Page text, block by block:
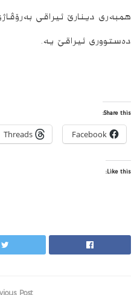
دەستووری ئیراقێ یە.
Share this:
Facebook
Threads
Like this: